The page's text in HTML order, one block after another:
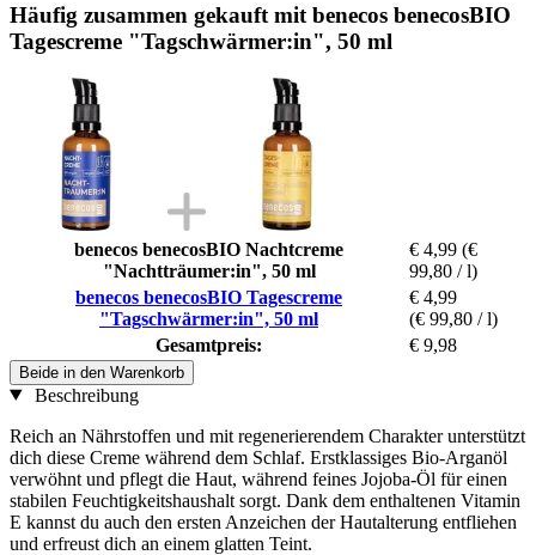
Häufig zusammen gekauft mit benecos benecosBIO
Tagescreme "Tagschwärmer:in", 50 ml
benecos benecosBIO Nachtcreme
"Nachtträumer:in", 50 ml
€ 4,99 (€
99,80 / l)
benecos benecosBIO Tagescreme
"Tagschwärmer:in", 50 ml
€ 4,99
(€ 99,80 / l)
Gesamtpreis:
€ 9,98
Beide in den Warenkorb
Beschreibung
Reich an Nährstoffen und mit regenerierendem Charakter unterstützt
dich diese Creme während dem Schlaf. Erstklassiges Bio-Arganöl
verwöhnt und pflegt die Haut, während feines Jojoba-Öl für einen
stabilen Feuchtigkeitshaushalt sorgt. Dank dem enthaltenen Vitamin
E kannst du auch den ersten Anzeichen der Hautalterung entfliehen
und erfreust dich an einem glatten Teint.